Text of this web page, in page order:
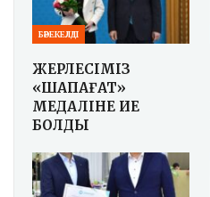
БӘРЕКЕЛДІ
ЖЕРЛЕСІМІЗ
«ШАПАҒАТ»
МЕДАЛІНЕ ИЕ
БОЛДЫ